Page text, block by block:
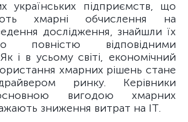
українських підприємств, що
хмарні обчислення на
дослідження, знайшли їх
повністю відповідними
і в усьому світі, економічний
хмарних рішень стане
ринку. Керівники
вигодою хмарних
зниження витрат на ІТ.